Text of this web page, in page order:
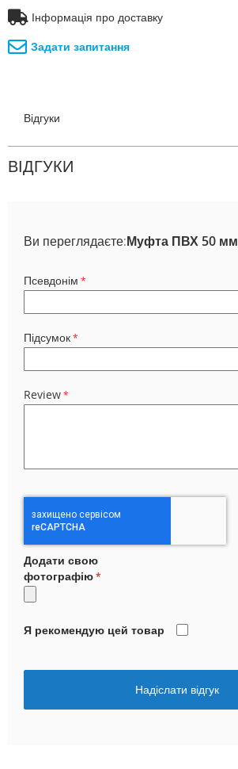
Інформація про доставку
Задати запитання
Відгуки
ВІДГУКИ
Ви переглядаєте:Муфта ПВХ 50 мм
Псевдонім
Підсумок
Review
Додати свою
фотографію
Я рекомендую цей товар
Надіслати відгук